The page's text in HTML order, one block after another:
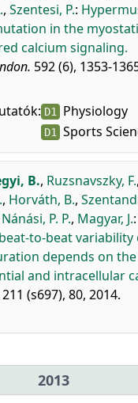
, Szentesi, P.:
in the
calcium signaling.
592 (6), 1353-
D1 Physiology
D1 Sports
B., Ruzsnavszky, F.,
, Horváth, B.,
Nánási, P. P., Magyar, J.:
to-beat variability
depends on
and intracellular
211 (s697), 80, 2014.
2013